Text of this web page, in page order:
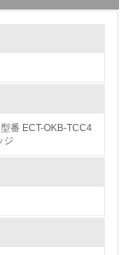
番 ECT-OKB-TCC4
ジ